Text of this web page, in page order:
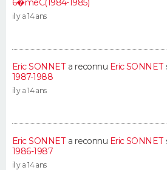
6�meC(1984-1985)
il y a 14 ans
Eric SONNET a reconnu Eric SONNET
1987-1988
il y a 14 ans
Eric SONNET a reconnu Eric SONNET
1986-1987
il y a 14 ans